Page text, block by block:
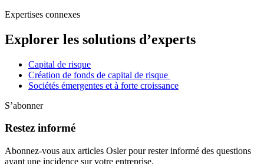
Expertises connexes
Explorer les solutions d’experts
Capital de risque
Création de fonds de capital de risque
Sociétés émergentes et à forte croissance
S’abonner
Restez informé
Abonnez-vous aux articles Osler pour rester informé des questions
ayant une incidence sur votre entreprise.